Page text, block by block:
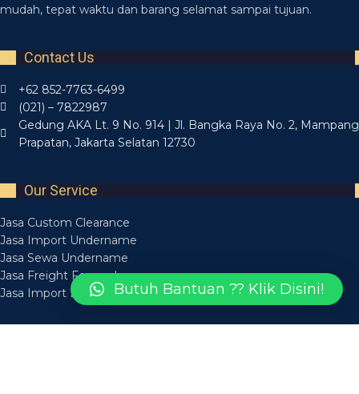
mudah, tepat waktu dan barang selamat sampai tujuan.
Contact Us
+62 852-7763-6499
(021) – 7822987
Gedung AKA Lt. 9 No. 914 | Jl. Bangka Raya No. 2, Mampang
Prapatan, Jakarta Selatan 12730
Our Service
Jasa Custom Clearance
Jasa Import Undername
Jasa Sewa Undername
Jasa Freight Forwarder
Jasa Import BoronganButuh Bantuan ?? Klik Disini!